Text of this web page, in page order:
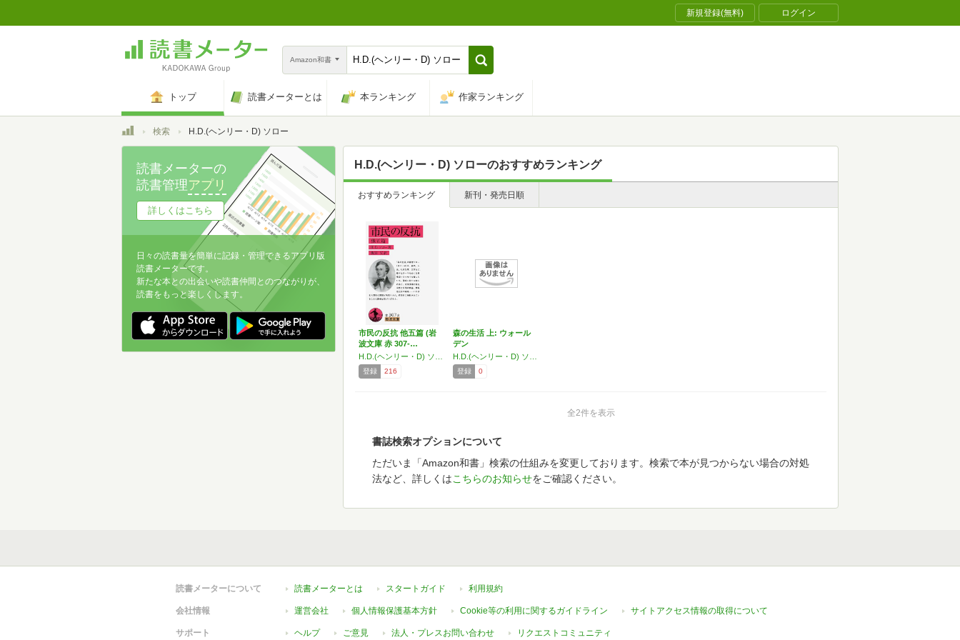
新規登録(無料) ログイン
Amazon和書
トップ 読書メーターとは 本ランキング 作家ランキング
トップ検索 H.D.(ヘンリー・D) ソロー
H.D.(ヘンリー・D) ソローのおすすめランキング
おすすめランキング 新刊・発売日順
市民の反抗 他五篇 (岩
波文庫 赤 307-…
登録 216
森の生活 上: ウォール
デン
登録 0
全2件を表示
書誌検索オプションについて
ただいま「Amazon和書」検索の仕組みを変更しております。検索で本が見つからない場合の対処
法など、詳しくはこちらのお知らせをご確認ください。
読書メーターの
読書管理アプリ
詳しくはこちら
日々の読書量を簡単に記録・管理できるアプリ版
読書メーターです。
新たな本との出会いや読書仲間とのつながりが、
読書をもっと楽しくします。
読書メーターについて 読書メーターとは スタートガイド 利用規約
会社情報 運営会社 個人情報保護基本方針 Cookie等の利用に関するガイドライン サイトアクセス情報の取得について
サポート ヘルプ ご意見 法人・プレスお問い合わせ リクエストコミュニティ